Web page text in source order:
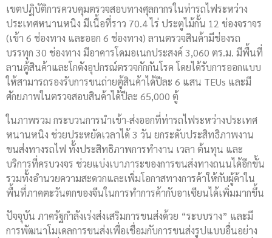
เขตปฏิบัติการควบคุมตรวจสอบทางศุลกากรในท่ารถไฟระหว่าง
ประเทศหนานหนิง มีเนื้อที่ราว 70.4 ไร่ ประตูไม้กั้น 12 ช่องจราจร
(เข้า 6 ช่องทาง และออก 6 ช่องทาง) ลานตรวจสินค้ามีช่องรถ
บรรทุก 30 ช่องทาง มีอาคารโดมอเนกประสงค์ 3,060 ตร.ม. มีพื้นที่
ลานตู้สินค้าและโกดังอุปกรณ์ตรวจกักกันโรค โดยได้รับการออกแบบ
ให้สามารถรองรับการขนถ่ายตู้สินค้าได้ปีละ 6 แสน TEUs และมี
ศักยภาพในตรวจสอบสินค้าได้ปีละ 65,000 ตู้
ในภาพรวม กระบวนการนำเข้า-ส่งออกที่ท่ารถไฟระหว่างประเทศ
หนานหนิง ช่วยประหยัดเวลาได้ 3 วัน ยกระดับประสิทธิภาพงาน
ขนส่งทางรถไฟ ทั้งประสิทธิภาพการทำงาน เวลา ต้นทุน และ
บริการที่ครบวงจร ช่วยแบ่งเบาภาระของการขนส่งทางถนนได้อีกขั้น
รวมทั้งอำนวยความสะดวกและเพิ่มโอกาสทางการค้าให้กับผู้ค้าใน
พื้นที่ภาคตะวันตกของจีนในการทำการค้ากับอาเซียนได้เพิ่มมากขึ้น
ปัจจุบัน ภาครัฐกำลังเร่งส่งเสริมการขนส่งด้วย “ระบบราง” และมี
การพัฒนาโมเดลการขนส่งเพื่อเชื่อมกับการขนส่งรูปแบบอื่นอย่าง